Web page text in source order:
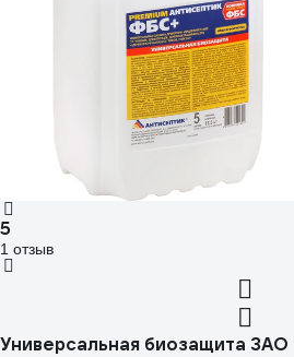
5
1 отзыв
Универсальная биозащита